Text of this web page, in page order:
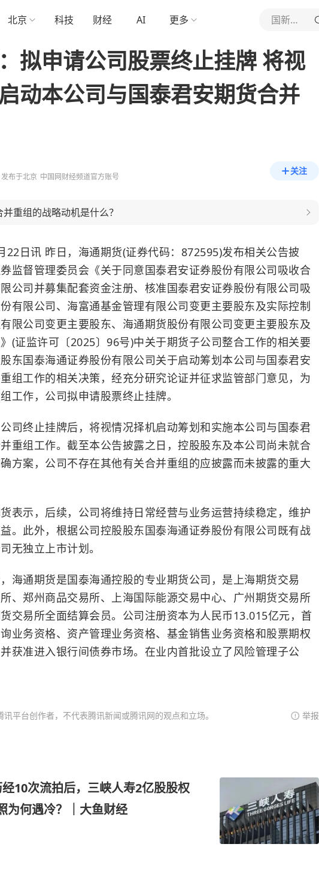
北京 科技 财经 AI 更多 国新财经
拟申请公司股票终止挂牌 将视
动本公司与国泰君安期货合并
发布于北京 中国网财经频道官方账号
关注
重组的战略动机是什么？
日讯 昨日，海通期货(证券代码：872595)发布相关公告披
监督管理委员会《关于同意国泰君安证券股份有限公司吸收合
公司并募集配套资金注册、核准国泰君安证券股份有限公司吸
有限公司、海富通基金管理有限公司变更主要股东及实际控制
限公司变更主要股东、海通期货股份有限公司变更主要股东及
(证监许可〔2025〕96号)中关于期货子公司整合工作的相关要
东国泰海通证券股份有限公司关于启动筹划本公司与国泰君安
组工作的相关决策，经充分研究论证并征求监管部门意见，为
工作，公司拟申请股票终止挂牌。
终止挂牌后，将视情况择机启动筹划和实施本公司与国泰君
重组工作。截至本公告披露之日，控股股东及本公司尚未就合
方案，公司不存在其他有关合并重组的应披露而未披露的重大
示，后续，公司将维持日常经营与业务运营持续稳定，维护
。此外，根据公司控股股东国泰海通证券股份有限公司既有战
无独立上市计划。
通期货是国泰海通控股的专业期货公司，是上海期货交易
、郑州商品交易所、上海国际能源交易中心、广州期货交易所
交易所全面结算会员。公司注册资本为人民币13.015亿元，首
业务资格、资产管理业务资格、基金销售业务资格和股票期权
获准进入银行间债券市场。在业内首批设立了风险管理子公
平台创作者，不代表腾讯新闻或腾讯网的观点和立场。 举报
10次流拍后，三峡人寿2亿股股权
为何遇冷？｜大鱼财经